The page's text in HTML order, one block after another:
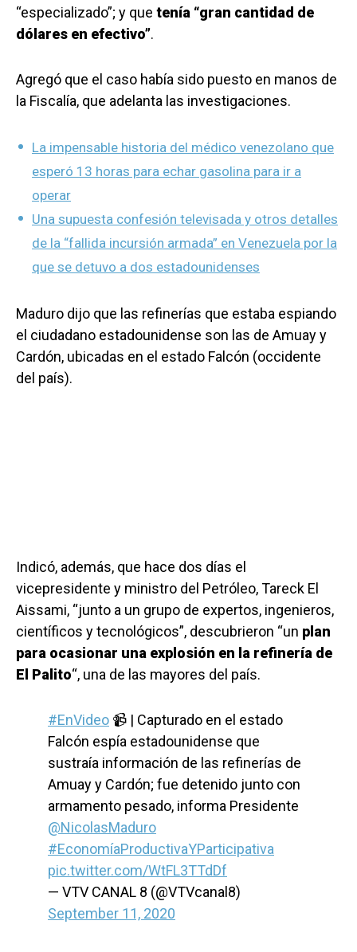
“especializado”; y que tenía “gran cantidad de
dólares en efectivo”.
Agregó que el caso había sido puesto en manos de
la Fiscalía, que adelanta las investigaciones.
La impensable historia del médico venezolano que
esperó 13 horas para echar gasolina para ir a
operar
Una supuesta confesión televisada y otros detalles
de la “fallida incursión armada” en Venezuela por la
que se detuvo a dos estadounidenses
Maduro dijo que las refinerías que estaba espiando
el ciudadano estadounidense son las de Amuay y
Cardón, ubicadas en el estado Falcón (occidente
del país).
Indicó, además, que hace dos días el
vicepresidente y ministro del Petróleo, Tareck El
Aissami, “junto a un grupo de expertos, ingenieros,
científicos y tecnológicos”, descubrieron “un plan
para ocasionar una explosión en la refinería de
El Palito“, una de las mayores del país.
#EnVideo 📹 | Capturado en el estado
Falcón espía estadounidense que
sustraía información de las refinerías de
Amuay y Cardón; fue detenido junto con
armamento pesado, informa Presidente
@NicolasMaduro
#EconomíaProductivaYParticipativa
pic.twitter.com/WtFL3TTdDf
— VTV CANAL 8 (@VTVcanal8)
September 11, 2020